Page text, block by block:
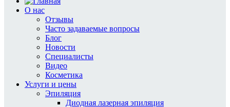
О нас
Отзывы
Часто задаваемые вопросы
Блог
Новости
Специалисты
Видео
Косметика
Услуги и цены
Эпиляция
Диодная лазерная эпиляция